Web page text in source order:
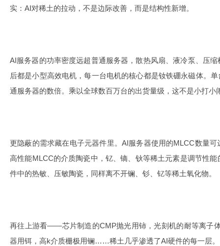
实：AI对稀土的拉动，不是边际改善，而是结构性新增。
AI服务器的功率密度远超普通服务器，散热风扇、液冷泵、压
后都是小型高效电机，每一台电机的核心都是钕铁硼永磁体。
通服务器的数倍。乘以全球数百万台的出货量级，这不是小打小
更隐蔽的需求藏在电子元器件里。AI服务器使用的MLCC数量
高性能MLCC的介质陶瓷中，钇、镝、钬等稀土元素是调节性
件中的热敏、压敏陶瓷，同样离不开镧、钐、钇等稀土氧化物。
再往上游看——芯片制造的CMP抛光用铈，光刻机的耐等离子
器用铒，高k介质栅极用镧……稀土几乎渗透了AI硬件的每一层。